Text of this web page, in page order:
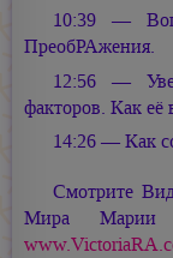
10:39 —
ПреобРАжения.
12:56 —
факторов. Как её
14:26 — Как
Смотрите
Мира